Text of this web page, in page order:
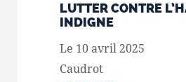
LUTTER CONTRE
INDIGNE
Le 10 avril 2025
Caudrot